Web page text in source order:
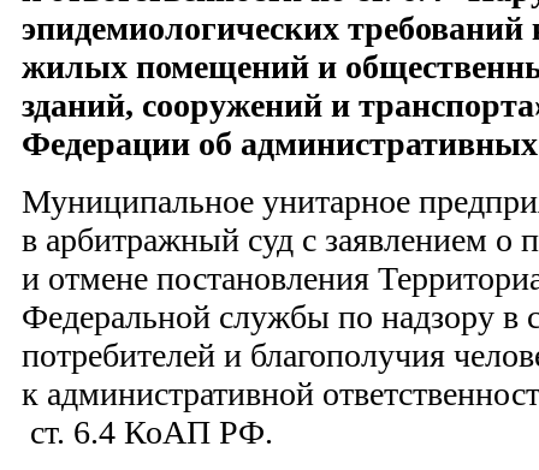
эпидемиологических требований
жилых помещений и
зданий, сооружений и
Федерации об
Муниципальное унитарное
в арбитражный суд с заявлением о
и отмене постановления
Федеральной службы по надзору в
потребителей и благополучия
к административной
ст. 6.4 КоАП РФ.